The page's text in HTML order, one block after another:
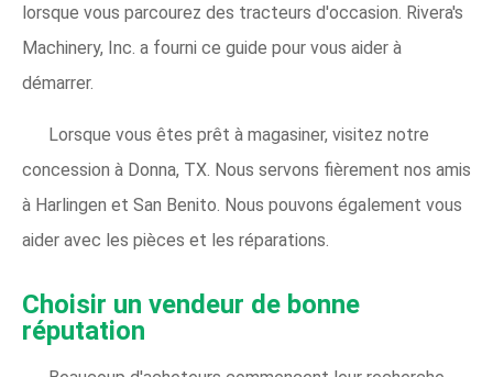
lorsque vous parcourez des tracteurs d'occasion. Rivera's
Machinery, Inc. a fourni ce guide pour vous aider à
démarrer.
Lorsque vous êtes prêt à magasiner, visitez notre
concession à Donna, TX. Nous servons fièrement nos amis
à Harlingen et San Benito. Nous pouvons également vous
aider avec les pièces et les réparations.
Choisir un vendeur de bonne
réputation